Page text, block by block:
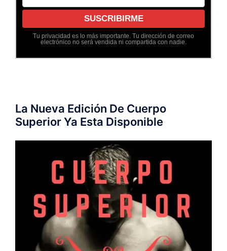
Tu privacidad es lo más importante. Tu dirección de correo
electrónico no será vendida ni compartida con nadie.
La Nueva Edición De Cuerpo
Superior Ya Esta Disponible